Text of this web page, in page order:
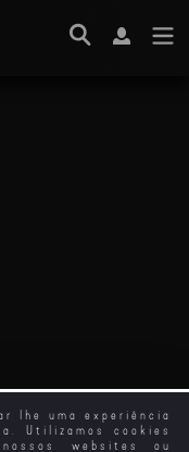
lhe uma experiência
Utilizamos cookies
websites ou